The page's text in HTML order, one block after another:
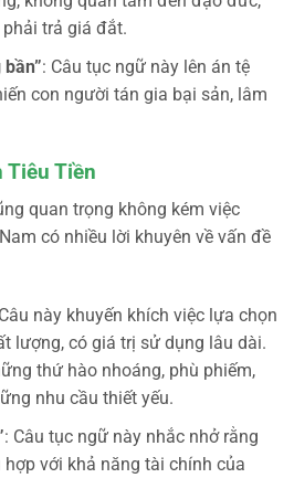
trả giá đắt.
: Câu tục ngữ này lên án tệ
con người tán gia bại sản, lâm
Tiêu Tiền
quan trọng không kém việc
có nhiều lời khuyên về vấn đề
này khuyến khích việc lựa chọn
lượng, có giá trị sử dụng lâu dài.
thứ hào nhoáng, phù phiếm,
nhu cầu thiết yếu.
: Câu tục ngữ này nhắc nhở rằng
với khả năng tài chính của